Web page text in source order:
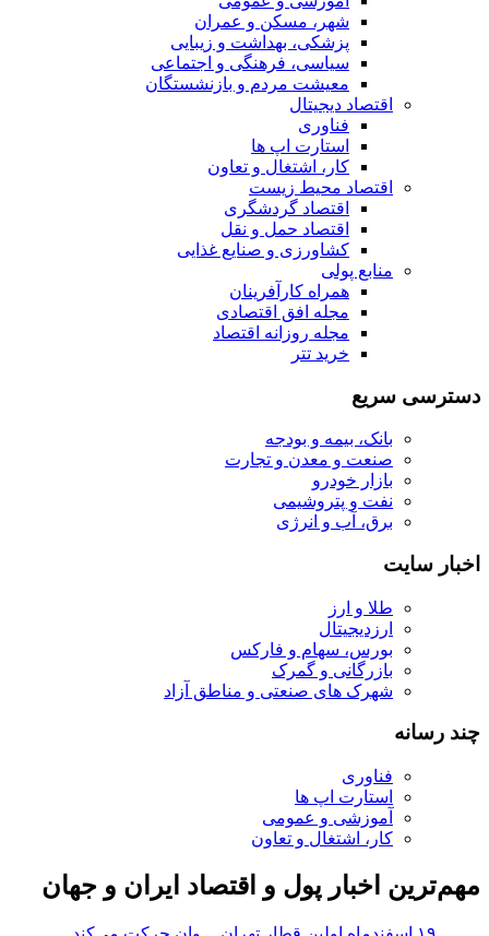
شهر، مسکن و عمران
پزشکی، بهداشت و زیبایی
سیاسی، فرهنگی و اجتماعی
معیشت مردم و بازنشستگان
اقتصاد دیجیتال
فناوری
استارت اپ ها
کار، اشتغال و تعاون
اقتصاد محیط زیست
اقتصاد گردشگری
اقتصاد حمل و نقل
کشاورزی و صنایع غذایی
منابع پولی
همراه کارآفرینان
مجله افق اقتصادی
مجله روزانه اقتصاد
خرید تتر
دسترسی سریع
بانک، بیمه و بودجه
صنعت و معدن و تجارت
بازار خودرو
نفت و پتروشیمی
برق، آب و انرژی
اخبار سایت
طلا و ارز
ارزدیجیتال
بورس، سهام و فارکس
بازرگانی و گمرک
شهرک های صنعتی و مناطق آزاد
چند رسانه
فناوری
استارت اپ ها
آموزشی و عمومی
کار، اشتغال و تعاون
مهم‌ترین اخبار پول و اقتصاد ایران و جهان